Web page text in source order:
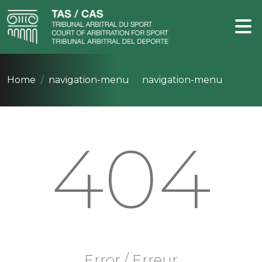
Home navigation-menu navigation-menu
404